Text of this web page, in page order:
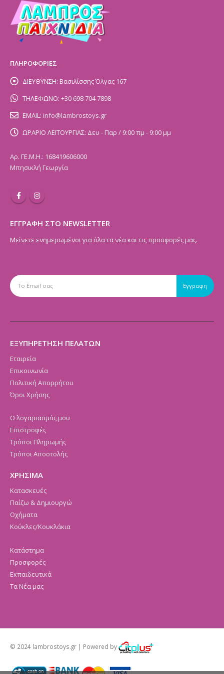
ΠΛΗΡΟΦΟΡΙΕΣ
ΔΙΕΥΘΥΝΣΗ: Βασιλίσσης Όλγας 167
ΤΗΛΕΦΩΝΟ: +30 698 704 7898
EMAIL: info@lambrostoys.gr
ΩΡΑΡΙΟ ΛΕΙΤΟΥΡΓΙΑΣ: Δευ - Παρ / 9:00 πμ - 9:00 μμ
Αρ. ΓΕ.Μ.Η.: 168419606000
Μπησικλή Γεωργία
ΕΓΓΡΑΦΗ ΣΤΟ NEWSLETTER
Μείνετε ενημερωμένοι για όλα τα νέα και τις προσφορές μας.
ΕΞΥΠΗΡΕΤΗΣΗ ΠΕΛΑΤΩΝ
Εταιρεία
Επικοινωνία
Πολιτική Απορρήτου
Όροι Χρήσης
Ο λογαριασμός μου
Επιστροφές
Τρόποι Πληρωμής
Τρόποι Αποστολής
ΧΡΗΣΙΜΑ
Κατασκευές
Παίζω & Δημιουργώ
Οχήματα
Κούκλες/Κουκλάκια
Κατάστημα
Προσφορές
Εκπαιδευτικά
Τα Νέα μας
© 2024 lambrostoys.gr | Powered by